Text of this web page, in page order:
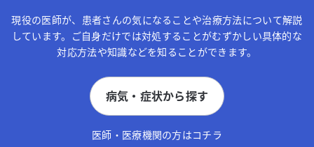
現役の医師が、患者さんの気になることや治療方法について解説
しています。ご自身だけでは対処することがむずかしい具体的な
対応方法や知識などを知ることができます。
病気・症状から探す
医師・医療機関の方はコチラ